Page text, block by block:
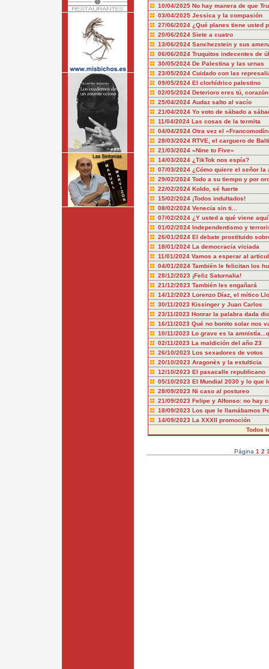
10/04/2025 No hay manera de que
03/04/2025 Jessica y la compasión
27/06/2024 ¿Qué planes tiene usted
20/06/2024 Siete a cuatro
13/06/2024 Sanchezstein y sus
06/06/2024 Truquitos indecentes de
30/05/2024 De Palestina y las urnas
23/05/2024 Cuidado con las
09/05/2024 El clorhídrico palestino
02/05/2024 Deterioro eres tú, corazón
25/04/2024 Audaz salto al vacío
21/04/2024 Yo voto de sábado a
11/04/2024 Las cosas de la termita
04/04/2024 Otra vez el
28/03/2024 RTVE, el carguero de
21/03/2024 «Nine to Five»
14/03/2024 ¿TikTok nos espía?
07/03/2024 ¿Cómo quiere el señor la
29/02/2024 Todo a su tiempo y por
22/02/2024 Koldo, sé fuerte
15/02/2024 ¡Todos indultados!
08/02/2024 Venecia sin ti...
07/02/2024 ¿Y usted a qué viene
01/02/2024 Independentismo y
26/01/2024 El debate prostituido
18/01/2024 La democracia viciada
11/01/2024 Vamos a esperar al
04/01/2024 También le felicitan los
28/12/2023 ¡Feliz Saturnalia!
21/12/2023 También les engañará
14/12/2023 Lorenzo Díaz, el mítico
30/11/2023 Kissinger y Juan Carlos
23/11/2023 Honrar la palabra dada
16/11/2023 Qué no bonito solar nos
10/11/2023 Lo grave es la
02/11/2023 La maldición del año 23
26/10/2023 Los sexadores de votos
20/10/2023 Aragonès y la estulticia
12/10/2023 El pasacalle republicano
05/10/2023 El Mundial 2030 y lo que
28/09/2023 Ni caso al postureo
21/09/2023 Felipe y Alfonso: no hay
18/09/2023 Los que le llamábamos
14/09/2023 La XXXII promoción
Todos
Página 1 2